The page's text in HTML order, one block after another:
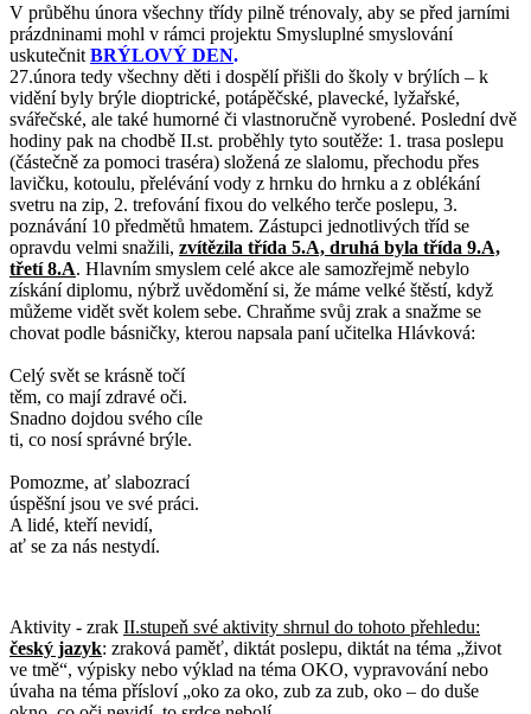
V průběhu února všechny třídy pilně trénovaly, aby se před jarními
prázdninami mohl v rámci projektu Smysluplné smyslování
uskutečnit BRÝLOVÝ DEN.
27.února tedy všechny děti i dospělí přišli do školy v brýlích – k
vidění byly brýle dioptrické, potápěčské, plavecké, lyžařské,
svářečské, ale také humorné či vlastnoručně vyrobené. Poslední dvě
hodiny pak na chodbě II.st. proběhly tyto soutěže: 1. trasa poslepu
(částečně za pomoci traséra) složená ze slalomu, přechodu přes
lavičku, kotoulu, přelévání vody z hrnku do hrnku a z oblékání
svetru na zip, 2. trefování fixou do velkého terče poslepu, 3.
poznávání 10 předmětů hmatem. Zástupci jednotlivých tříd se
opravdu velmi snažili, zvítězila třída 5.A, druhá byla třída 9.A,
třetí 8.A. Hlavním smyslem celé akce ale samozřejmě nebylo
získání diplomu, nýbrž uvědomění si, že máme velké štěstí, když
můžeme vidět svět kolem sebe. Chraňme svůj zrak a snažme se
chovat podle básničky, kterou napsala paní učitelka Hlávková:
Celý svět se krásně točí
těm, co mají zdravé oči.
Snadno dojdou svého cíle
ti, co nosí správné brýle.
Pomozme, ať slabozrací
úspěšní jsou ve své práci.
A lidé, kteří nevidí,
ať se za nás nestydí.
Aktivity - zrak II.stupeň své aktivity shrnul do tohoto přehledu:
český jazyk: zraková paměť, diktát poslepu, diktát na téma „život
ve tmě“, výpisky nebo výklad na téma OKO, vypravování nebo
úvaha na téma přísloví „oko za oko, zub za zub, oko – do duše